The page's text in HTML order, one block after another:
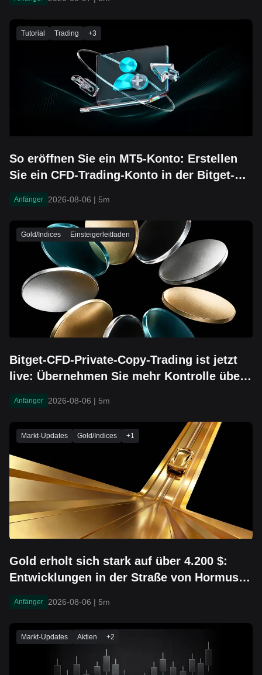
Tutorial Trading +3
So eröffnen Sie ein MT5-Konto: Erstellen
Sie ein CFD-Trading-Konto in der Bitget-
Anfänger 2026-08-06 | 5m
Gold/Indices Einsteigerleitfaden
Bitget-CFD-Private-Copy-Trading ist jetzt
live: Übernehmen Sie mehr Kontrolle über
Anfänger 2026-08-06 | 5m
Markt-Updates Gold/Indices +1
Gold erholt sich stark auf über 4.200 $:
Entwicklungen in der Straße von Hormus,
zurückkehrendes Kapital rücken in den
Anfänger 2026-08-06 | 5m
Markt-Updates Aktien +2